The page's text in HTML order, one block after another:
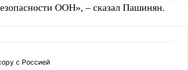
ООН», – сказал Пашинян.
с Россией